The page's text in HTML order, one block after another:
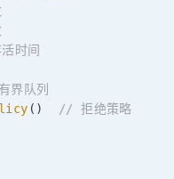
时间
界队列
( )
// 拒绝策略